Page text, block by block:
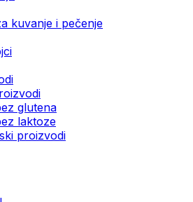
kuvanje i pečenje
glutena
laktoze
proizvodi